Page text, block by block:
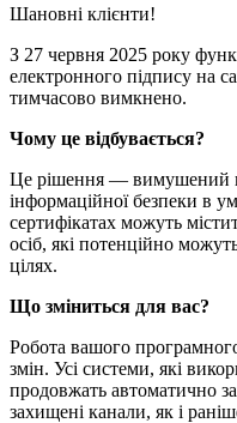
Шановні клієнти!
З 27 червня 2025 року
електронного підпису на
тимчасово вимкнено.
Чому це відбувається?
Це рішення — вимушений
інформаційної безпеки в
сертифікатах можуть
осіб, які потенційно
цілях.
Що зміниться для вас?
Робота вашого
змін. Усі системи, які
продовжать автоматично
захищені канали, як і